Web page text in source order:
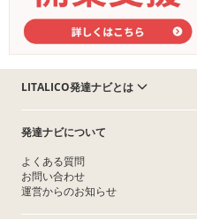
LITALICO発達ナビとは
発達ナビについて
よくある質問
お問い合わせ
運営からのお知らせ